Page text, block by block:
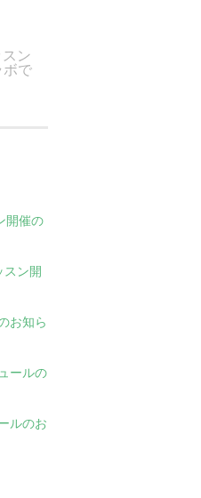
ン
で
開催の
ン開
お知ら
ールの
ルのお